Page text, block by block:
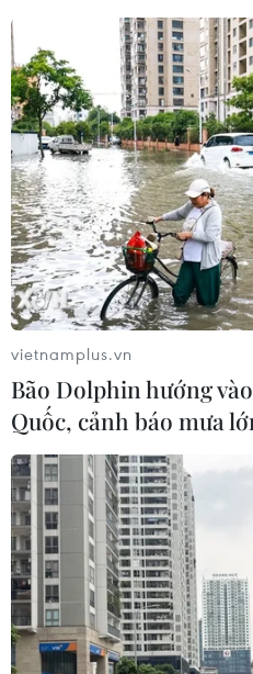
vietnamplus.vn
Bão Dolphin hướng
Quốc, cảnh báo mưa